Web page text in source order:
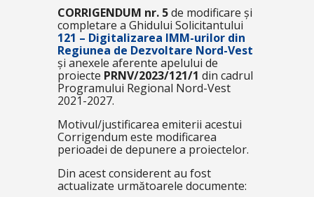
CORRIGENDUM nr. 5de modificare și
completare a Ghidului Solicitantului
121 – Digitalizarea IMM-urilor din
Regiunea de Dezvoltare Nord-Vest
și anexele aferente apelului de
proiecte PRNV/2023/121/1 din cadrul
Programului Regional Nord-Vest
2021-2027.
Motivul/justificarea emiterii acestui
Corrigendum este modificarea
perioadei de depunere a proiectelor.
Din acest considerent au fost
actualizate următoarele documente: